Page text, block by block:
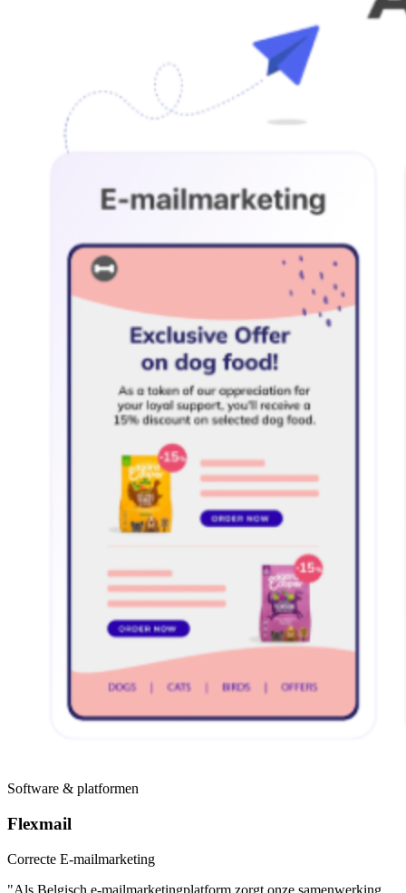
Software & platformen
Flexmail
Correcte E-mailmarketing
"Als Belgisch e-mailmarketingplatform zorgt onze samenwerking